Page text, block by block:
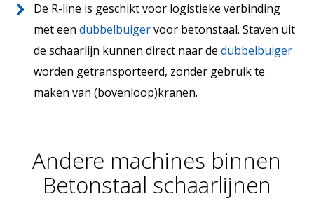
De R-line is geschikt voor logistieke verbinding
met een dubbelbuigervoor betonstaal. Staven uit
de schaarlijn kunnen direct naar de dubbelbuiger
worden getransporteerd, zonder gebruik te
maken van (bovenloop)kranen.
Andere machines binnen
Betonstaal schaarlijnen